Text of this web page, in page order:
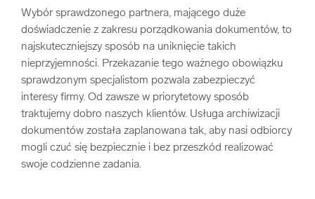
Wybór sprawdzonego partnera, mającego duże
doświadczenie z zakresu porządkowania dokumentów, to
najskuteczniejszy sposób na uniknięcie takich
nieprzyjemności. Przekazanie tego ważnego obowiązku
sprawdzonym specjalistom pozwala zabezpieczyć
interesy firmy. Od zawsze w priorytetowy sposób
traktujemy dobro naszych klientów. Usługa archiwizacji
dokumentów została zaplanowana tak, aby nasi odbiorcy
mogli czuć się bezpiecznie i bez przeszkód realizować
swoje codzienne zadania.